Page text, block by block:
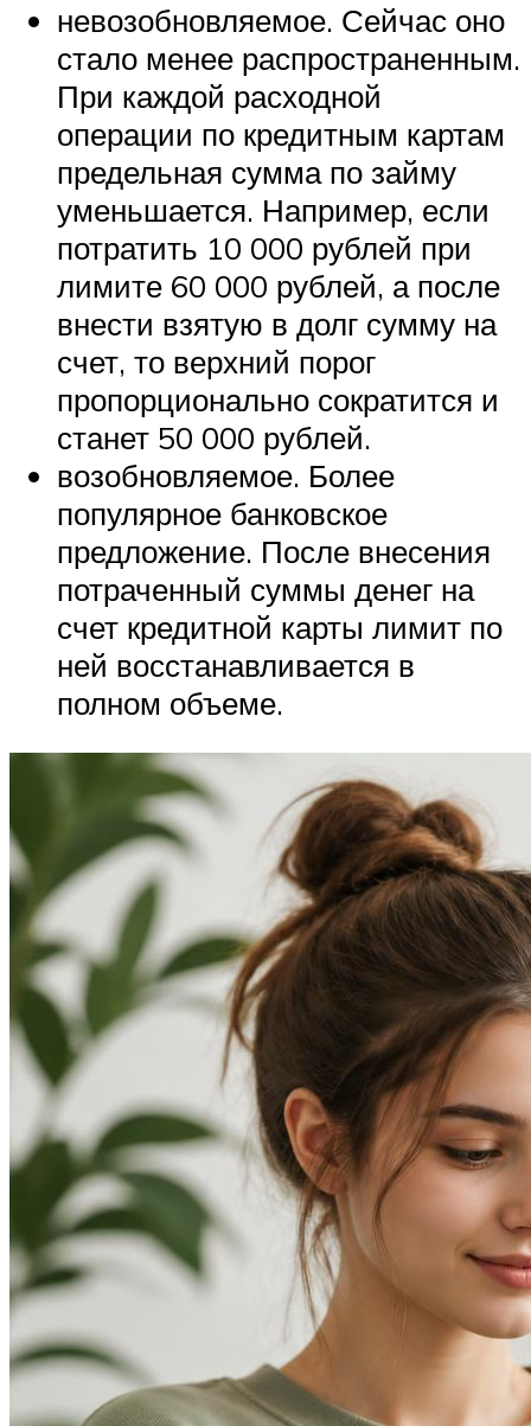
невозобновляемое. Сейчас оно
стало менее распространенным.
При каждой расходной
операции по кредитным картам
предельная сумма по займу
уменьшается. Например, если
потратить 10 000 рублей при
лимите 60 000 рублей, а после
внести взятую в долг сумму на
счет, то верхний порог
пропорционально сократится и
станет 50 000 рублей.
возобновляемое. Более
популярное банковское
предложение. После внесения
потраченный суммы денег на
счет кредитной карты лимит по
ней восстанавливается в
полном объеме.